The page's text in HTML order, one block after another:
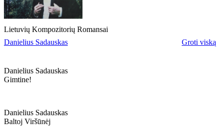
Lietuvių Kompozitorių Romansai
Danielius Sadauskas
Groti viską
Danielius Sadauskas
Gimtine!
Danielius Sadauskas
Baltoj Viršūnėj